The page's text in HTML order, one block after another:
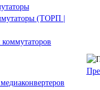
(ТОРП |